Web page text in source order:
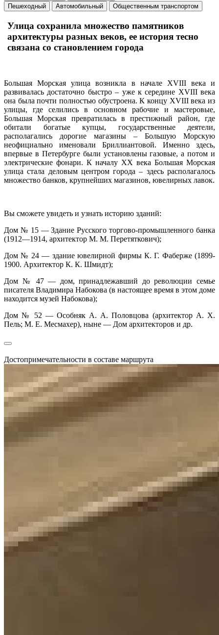
Пешеходный Автомобильный Общественным транспортом
Улица сохранила множество памятников
архитектуры разных веков, ее история тесно
связана со становлением города
Большая Морская улица возникла в начале XVIII века и
развивалась достаточно быстро – уже к середине XVIII века
она была почти полностью обустроена. К концу XVIII века из
улицы, где селились в основном рабочие и мастеровые,
Большая Морская превратилась в престижный район, где
обитали богатые купцы, государственные деятели,
располагались дорогие магазины – Большую Морскую
неофициально именовали Бриллиантовой. Именно здесь,
впервые в Петербурге были установлены газовые, а потом и
электрические фонари. К началу XX века Большая Морская
улица стала деловым центром города – здесь располагалось
множество банков, крупнейших магазинов, ювелирных лавок.
Вы сможете увидеть и узнать историю зданий:
Дом № 15 — Здание Русского торгово-промышленного банка
(1912—1914, архитектор М. М. Перетяткович);
Дом № 24 — здание ювелирной фирмы К. Г. Фаберже (1899-
1900. Архитектор К. К. Шмидт);
Дом № 47 — дом, принадлежавший до революции семье
писателя Владимира Набокова (в настоящее время в этом доме
находится музей Набокова);
Дом № 52 — Особняк А. А. Половцова (архитектор А. Х.
Пель; М. Е. Месмахер), ныне — Дом архитекторов и др.
Достопримечательности в составе маршрута